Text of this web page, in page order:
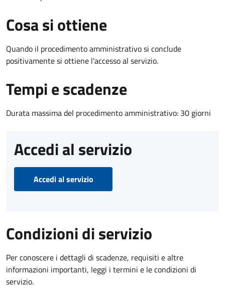
Cosa si ottiene
Quando il procedimento amministrativo si conclude
positivamente si ottiene l'accesso al servizio.
Tempi e scadenze
Durata massima del procedimento amministrativo: 30 giorni
Accedi al servizio
Accedi al servizio
Condizioni di servizio
Per conoscere i dettagli di scadenze, requisiti e altre
informazioni importanti, leggi i termini e le condizioni di
servizio.